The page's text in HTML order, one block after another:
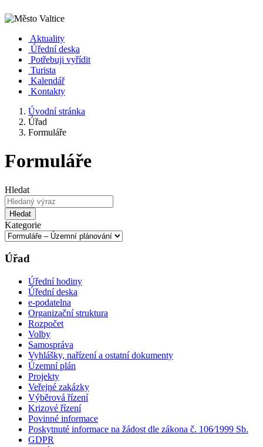
Aktuality
Úřední deska
Potřebuji vyřídit
Turista
Kalendář
Kontakty
Úvodní stránka
Úřad
Formuláře
Formuláře
Hledat
Hledat
Kategorie
Úřad
Úřední hodiny
Úřední deska
e-podatelna
Organizační struktura
Rozpočet
Volby
Samospráva
Vyhlášky, nařízení a ostatní dokumenty
Územní plán
Projekty
Veřejné zakázky
Výběrová řízení
Krizové řízení
Povinné informace
Poskytnuté informace na žádost dle zákona č. 106⁄1999 Sb.
GDPR